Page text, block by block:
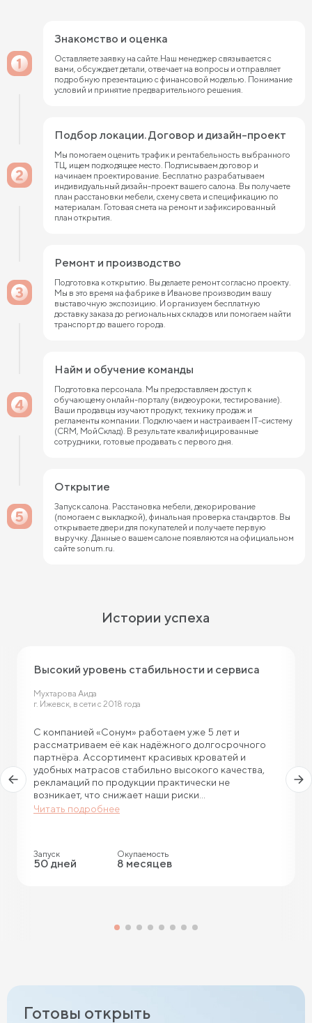
Знакомство и оценка
Оставляете заявку на сайте.Наш менеджер связывается с
вами, обсуждает детали, отвечает на вопросы и отправляет
подробную презентацию с финансовой моделью. Понимание
условий и принятие предварительного решения.
Подбор локации. Договор и дизайн-проект
Мы помогаем оценить трафик и рентабельность выбранного
ТЦ, ищем подходящее место. Подписываем договор и
начинаем проектирование. Бесплатно разрабатываем
индивидуальный дизайн-проект вашего салона. Вы получаете
план расстановки мебели, схему света и спецификацию по
материалам. Готовая смета на ремонт и зафиксированный
план открытия.
Ремонт и производство
Подготовка к открытию. Вы делаете ремонт согласно проекту.
Мы в это время на фабрике в Иванове производим вашу
выставочную экспозицию. И организуем бесплатную
доставку заказа до региональных складов или помогаем найти
транспорт до вашего города.
Найм и обучение команды
Подготовка персонала. Мы предоставляем доступ к
обучающему онлайн-порталу (видеоуроки, тестирование).
Ваши продавцы изучают продукт, технику продаж и
регламенты компании. Подключаем и настраиваем IT-систему
(CRM, МойСклад). В результате квалифицированные
сотрудники, готовые продавать с первого дня.
Открытие
Запуск салона. Расстановка мебели, декорирование
(помогаем с выкладкой), финальная проверка стандартов. Вы
открываете двери для покупателей и получаете первую
выручку. Данные о вашем салоне появляются на официальном
сайте sonum.ru.
Истории успеха
Высокий уровень стабильности и сервиса
Мухтарова Аида
г. Ижевск, в сети с 2018 года
С компанией «Сонум» работаем уже 5 лет и
рассматриваем её как надёжного долгосрочного
партнёра. Ассортимент красивых кроватей и
удобных матрасов стабильно высокого качества,
рекламаций по продукции практически не
возникает, что снижает наши риски...
Читать подробнее
Запуск
50 дней
Окупаемость
8 месяцев
Готовы открыть